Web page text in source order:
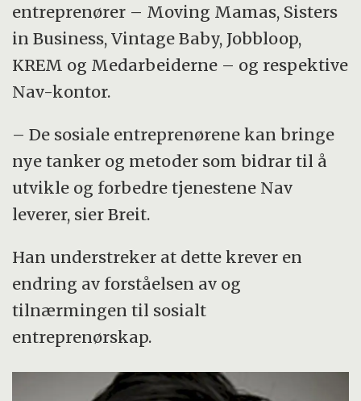
entreprenører – Moving Mamas, Sisters
in Business, Vintage Baby, Jobbloop,
KREM og Medarbeiderne – og respektive
Nav-kontor.
– De sosiale entreprenørene kan bringe
nye tanker og metoder som bidrar til å
utvikle og forbedre tjenestene Nav
leverer, sier Breit.
Han understreker at dette krever en
endring av forståelsen av og
tilnærmingen til sosialt
entreprenørskap.